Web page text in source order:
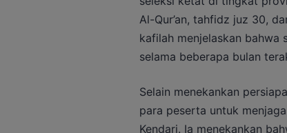
Al-Qur’an, tahfidz juz 30,
kafilah menjelaskan bahwa
selama beberapa bulan
Selain menekankan
para peserta untuk
Kendari. Ia menekankan